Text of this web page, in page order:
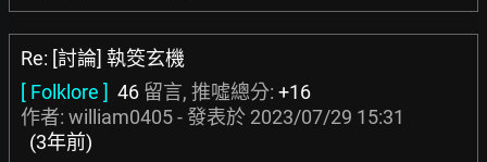
Re: [討論] 執筊玄機
[ Folklore ] 46 留言, 推噓總分: +16
作者: william0405- 發表於 2023/07/29 15:31
(3年前)